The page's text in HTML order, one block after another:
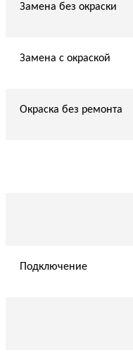
Замена без окраски
Замена с окраской
Окраска без ремонта
Подключение